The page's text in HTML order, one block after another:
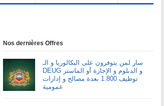
Nos dernières Offres
سار لمن يتوفرون على البكالوريا و الـ
DEUG و الدبلوم و الإجازة أو الماستر
توظيف 1.800 بعدة مصالح و إدارات
عمومية